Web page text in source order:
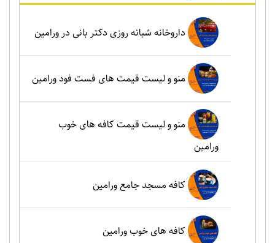
داروخانه شبانه روزی دکتر بانی در ورامین
منو و لیست قیمت های فست فود ورامین
منو و لیست قیمت کافه های خوب
ورامین
کافه مسجد جامع ورامین
کافه های خوب ورامین